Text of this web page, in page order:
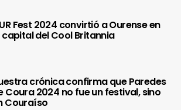
Fest 2024 convirtió a Ourense en
capital del Cool Britannia
crónica confirma que Paredes
Coura 2024 no fue un festival, sino
Couraíso